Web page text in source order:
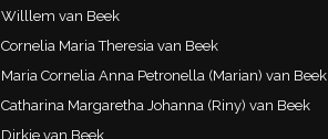
Willlem van Beek
Cornelia Maria Theresia van Beek
Maria Cornelia Anna Petronella (Marian) van Beek
Catharina Margaretha Johanna (Riny) van Beek
Dirkje van Beek